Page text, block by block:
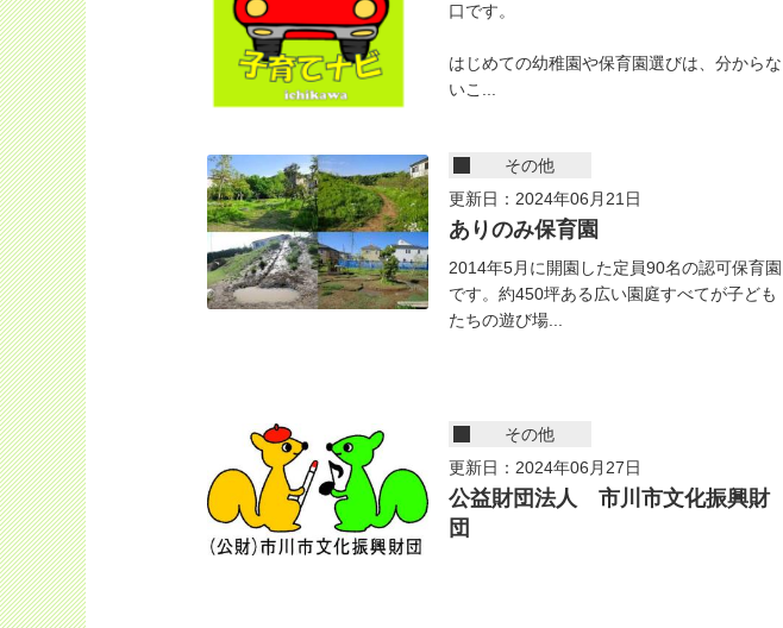
口です。
はじめての幼稚園や保育園選びは、分からな
いこ...
その他
更新日：2024年06月21日
ありのみ保育園
2014年5月に開園した定員90名の認可保育園
です。約450坪ある広い園庭すべてが子ども
たちの遊び場...
その他
更新日：2024年06月27日
公益財団法人 市川市文化振興財
団